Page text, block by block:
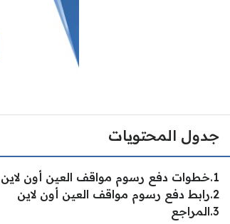
جدول المحتويات
1 خطوات دفع رسوم مواقف العين أون لاين
2 رابط دفع رسوم مواقف العين أون لاين
3 المراجع